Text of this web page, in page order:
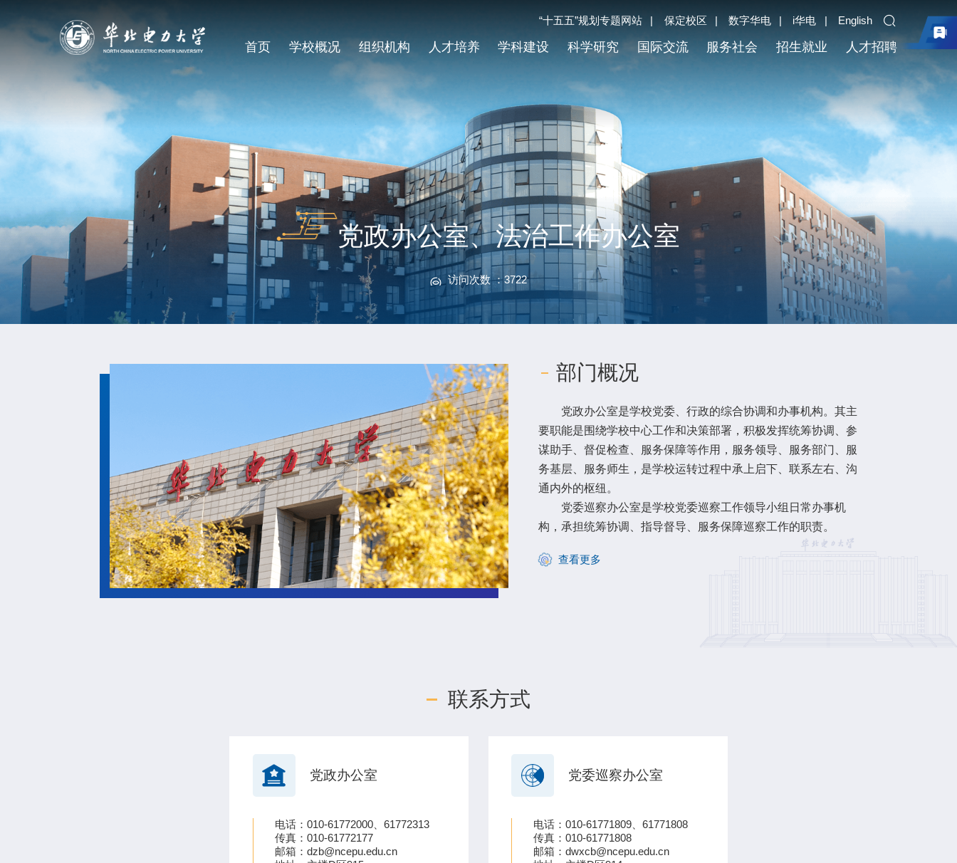
“十五五”规划专题网站 保定校区 数字华电 i华电 English
首页 学校概况 组织机构 人才培养 学科建设 科学研究 国际交流 服务社会 招生就业 人才招聘
党政办公室、法治工作办公室
访问次数 ：3722
部门概况
党政办公室是学校党委、行政的综合协调和办事机构。其主
要职能是围绕学校中心工作和决策部署，积极发挥统筹协调、参
谋助手、督促检查、服务保障等作用，服务领导、服务部门、服
务基层、服务师生，是学校运转过程中承上启下、联系左右、沟
通内外的枢纽。
党委巡察办公室是学校党委巡察工作领导小组日常办事机
构，承担统筹协调、指导督导、服务保障巡察工作的职责。
查看更多
联系方式
党政办公室
电话：010-61772000、61772313
传真：010-61772177
邮箱：dzb@ncepu.edu.cn
党委巡察办公室
电话：010-61771809、61771808
传真：010-61771808
邮箱：dwxcb@ncepu.edu.cn